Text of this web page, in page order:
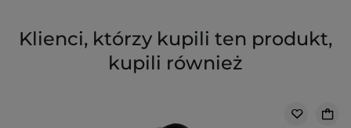
Klienci, którzy kupili ten produkt,
kupili również